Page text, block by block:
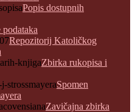
Popis dostupnih
podataka
Repozitorij Katoličkog
Zbirka rukopisa i
Spomen
Zavičajna zbirka